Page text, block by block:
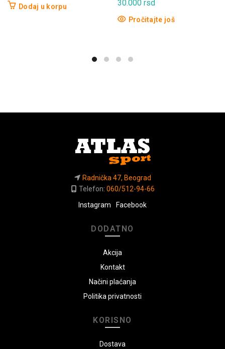
Dodaj u korpu 30.000 rsd
Pročitajte još
Radnička 47, Beograd
Telefon: 060/512-94-66
Instagram
Facebook
DODATNO
Akcija
Kontakt
Načini plaćanja
Politika privatnosti
KORISNO
Dostava